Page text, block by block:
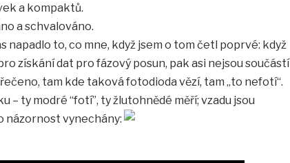
a kompaktů.
a schvalováno.
napadlo to, co mne, když jsem o tom četl poprvé: když
získání dat pro fázový posun, pak asi nejsou součástí
tam kde taková fotodioda vězí, tam „to nefotí“.
ty modré “fotí”, ty žlutohnědé měří; vzadu jsou
názornost vynechány: